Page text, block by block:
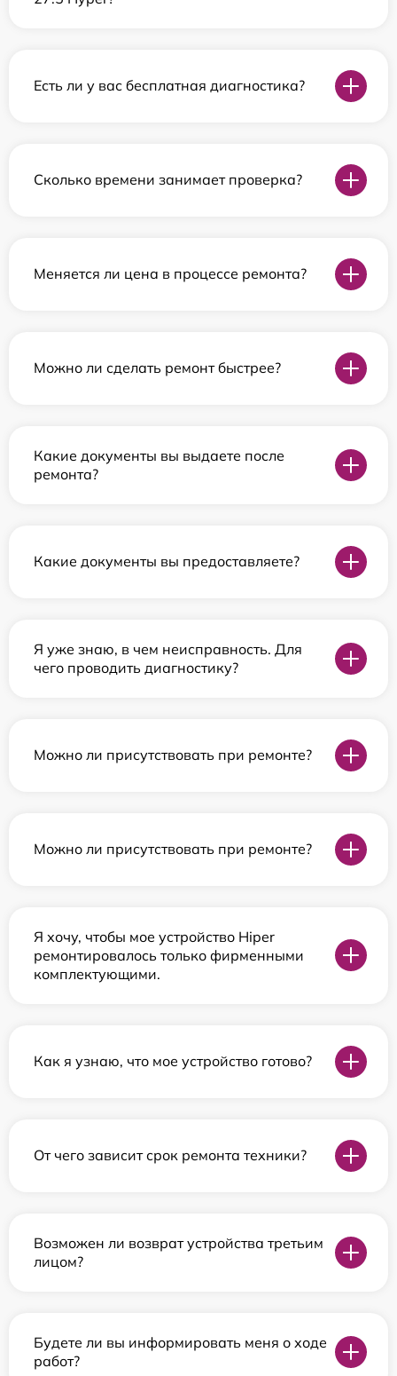
Есть ли у вас бесплатная диагностика?
Сколько времени занимает проверка?
Меняется ли цена в процессе ремонта?
Можно ли сделать ремонт быстрее?
Какие документы вы выдаете после
ремонта?
Какие документы вы предоставляете?
Я уже знаю, в чем неисправность. Для
чего проводить диагностику?
Можно ли присутствовать при ремонте?
Можно ли присутствовать при ремонте?
Я хочу, чтобы мое устройство Hiper
ремонтировалось только фирменными
комплектующими.
Как я узнаю, что мое устройство готово?
От чего зависит срок ремонта техники?
Возможен ли возврат устройства третьим
лицом?
Будете ли вы информировать меня о ходе
работ?